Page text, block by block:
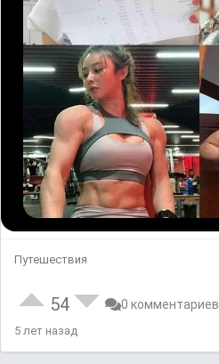
Путешествия
54 0 комментариев
5 лет назад